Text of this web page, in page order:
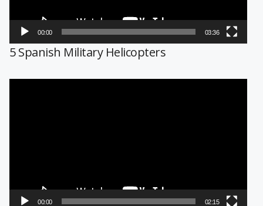
00:00 03:36
5 Spanish Military Helicopters
00:00 02:15